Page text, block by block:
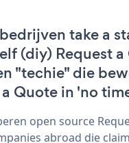
take a
(diy) Request
"techie" die
Quote in 'no
open source
abroad die